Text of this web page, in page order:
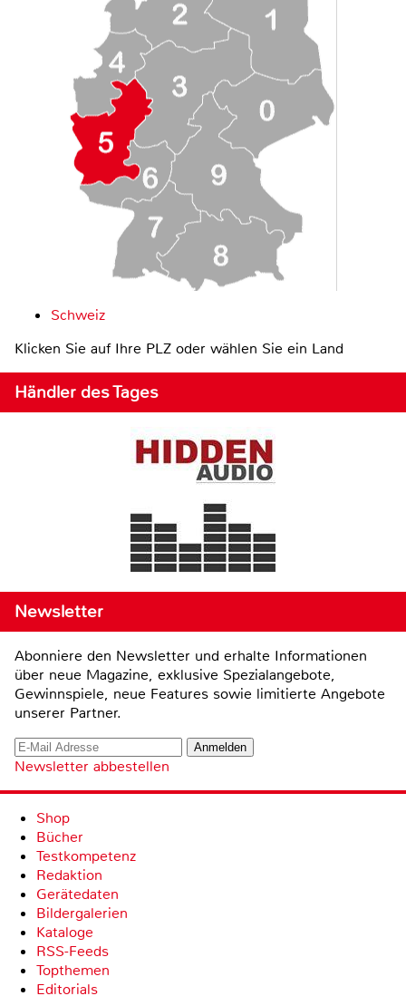
Schweiz
Klicken Sie auf Ihre PLZ oder wählen Sie ein Land
Händler des Tages
Newsletter
Abonniere den Newsletter und erhalte Informationen
über neue Magazine, exklusive Spezialangebote,
Gewinnspiele, neue Features sowie limitierte Angebote
unserer Partner.
Newsletter abbestellen
Shop
Bücher
Testkompetenz
Redaktion
Gerätedaten
Bildergalerien
Kataloge
RSS-Feeds
Topthemen
Editorials